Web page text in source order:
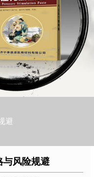
避
与风险规避